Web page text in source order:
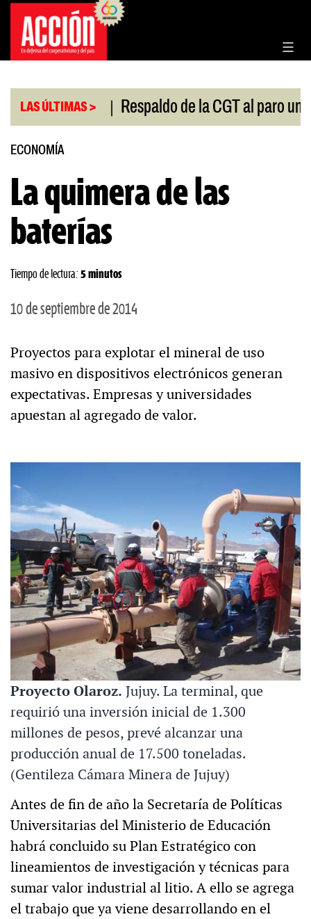
Saltar
contenido
LAS ÚLTIMAS >
| Respaldo de la CGT al paro
ECONOMÍA
La quimera de las
baterías
Tiempo de lectura: 5 minutos
10 de septiembre de 2014
Proyectos para explotar el mineral de uso
masivo en dispositivos electrónicos generan
expectativas. Empresas y universidades
apuestan al agregado de valor.
Proyecto Olaroz. Jujuy. La terminal, que
requirió una inversión inicial de 1.300
millones de pesos, prevé alcanzar una
producción anual de 17.500 toneladas.
(Gentileza Cámara Minera de Jujuy)
Antes de fin de año la Secretaría de Políticas
Universitarias del Ministerio de Educación
habrá concluido su Plan Estratégico con
lineamientos de investigación y técnicas para
sumar valor industrial al litio. A ello se agrega
el trabajo que ya viene desarrollando en el